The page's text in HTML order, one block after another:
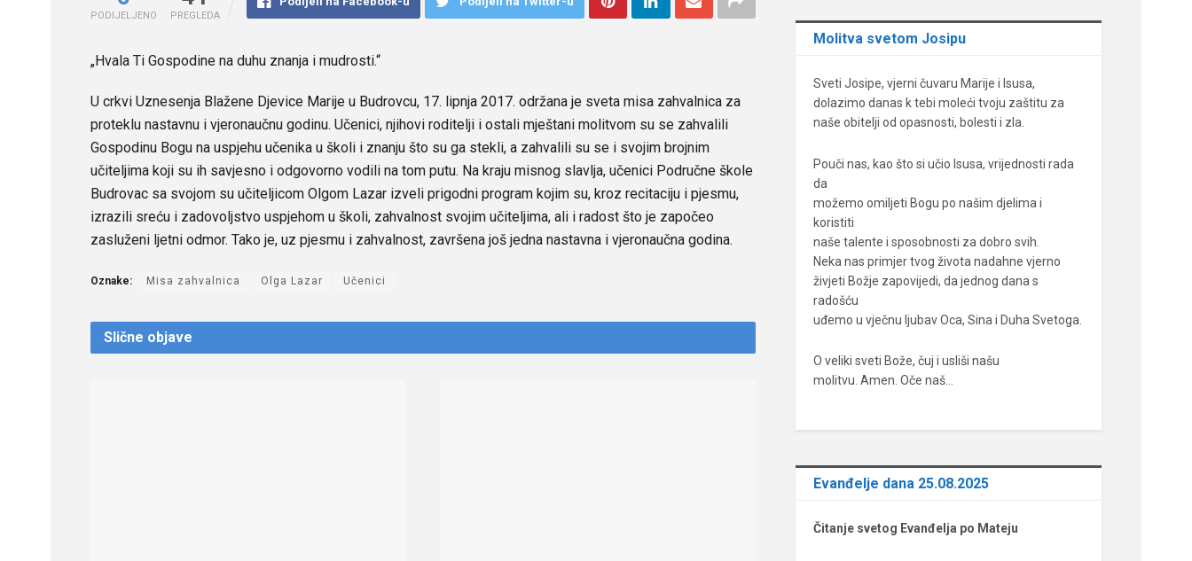
PODIJELJENO PREGLEDA
„Hvala Ti Gospodine na duhu znanja i mudrosti.“
U crkvi Uznesenja Blažene Djevice Marije u Budrovcu, 17. lipnja 2017. održana je sveta misa zahvalnica za
proteklu nastavnu i vjeronaučnu godinu. Učenici, njihovi roditelji i ostali mještani molitvom su se zahvalili
Gospodinu Bogu na uspjehu učenika u školi i znanju što su ga stekli, a zahvalili su se i svojim brojnim
učiteljima koji su ih savjesno i odgovorno vodili na tom putu. Na kraju misnog slavlja, učenici Područne škole
Budrovac sa svojom su učiteljicom Olgom Lazar izveli prigodni program kojim su, kroz recitaciju i pjesmu,
izrazili sreću i zadovoljstvo uspjehom u školi, zahvalnost svojim učiteljima, ali i radost što je započeo
zasluženi ljetni odmor. Tako je, uz pjesmu i zahvalnost, završena još jedna nastavna i vjeronaučna godina.
Oznake: Misa zahvalnica Olga Lazar Učenici
Slične objave
Molitva svetom Josipu
Sveti Josipe, vjerni čuvaru Marije i Isusa,
dolazimo danas k tebi moleći tvoju zaštitu za
naše obitelji od opasnosti, bolesti i zla.
Pouči nas, kao što si učio Isusa, vrijednosti rada
da
možemo omiljeti Bogu po našim djelima i
koristiti
naše talente i sposobnosti za dobro svih.
Neka nas primjer tvog života nadahne vjerno
živjeti Božje zapovijedi, da jednog dana s
radošću
uđemo u vječnu ljubav Oca, Sina i Duha Svetoga.
O veliki sveti Bože, čuj i usliši našu
molitvu. Amen. Oče naš…
Evanđelje dana 25.08.2025
Čitanje svetog Evanđelja po Mateju